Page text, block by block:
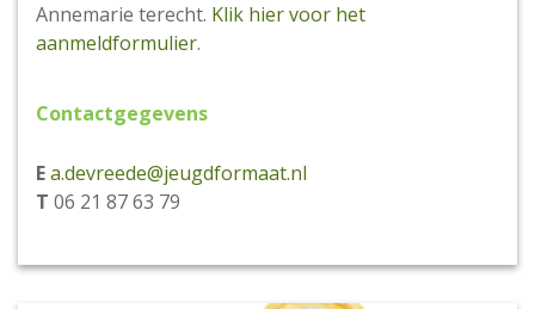
Annemarie terecht. Klik hier voor het
aanmeldformulier.
Contactgegevens
Ea.devreede@jeugdformaat.nl
T 06 21 87 63 79